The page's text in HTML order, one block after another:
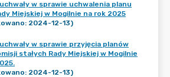
w sprawie uchwalenia planu
Miejskiej w Mogilnie na rok 2025
2024-12-13)
w sprawie przyjęcia planów
stałych Rady Miejskiej w Mogilnie
2024-12-13)